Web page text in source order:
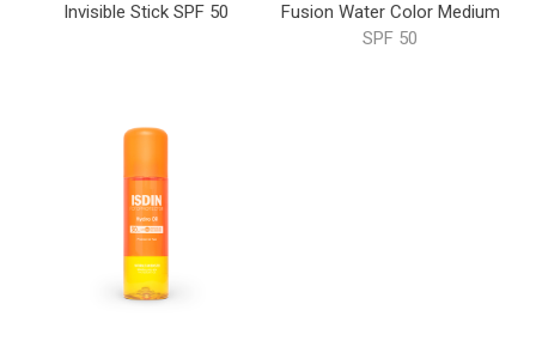
Invisible Stick SPF 50
Fusion Water Color Medium
SPF 50